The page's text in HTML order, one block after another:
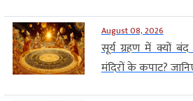
August 08, 2026
सूर्य ग्रहण में क्यों
मंदिरों के कपाट?